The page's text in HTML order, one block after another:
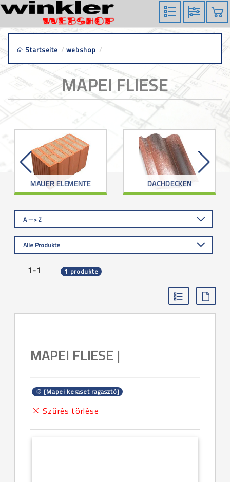
Startseite / webshop /
MAPEI FLIESE
MAUER ELEMENTE DACHDECKEN
A --> Z
Alle Produkte
1-1 1 produkte
MAPEI FLIESE |
[Mapei keraset ragasztó]
Szűrés törlése